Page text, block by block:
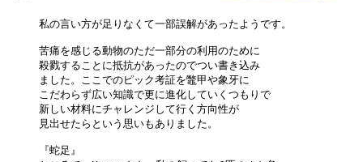
私の言い方が足りなくて一部誤解があったようです。
苦痛を感じる動物のただ一部分の利用のために
殺戮することに抵抗があったのでつい書き込み
ました。ここでのピック考証を鼈甲や象牙に
こだわらず広い知識で更に進化していくつもりで
新しい材料にチャレンジして行く方向性が
見出せたらという思いもありました。
『蛇足』